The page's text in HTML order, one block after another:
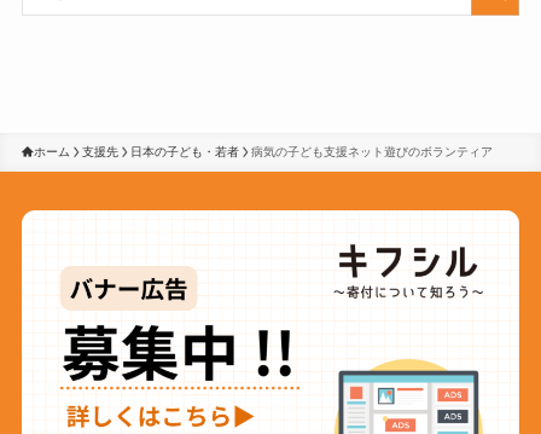
ホーム 支援先 日本の子ども・若者 病気の子ども支援ネット遊びのボランティア